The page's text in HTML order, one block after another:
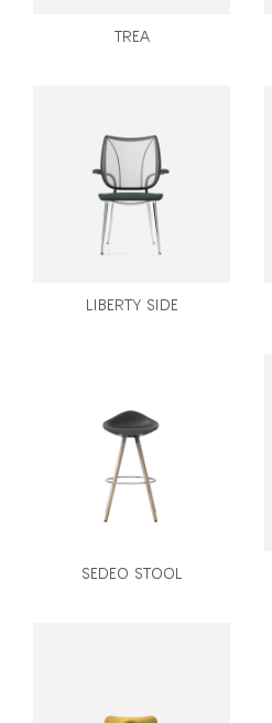
TREA
LIBERTY SIDE
SEDEO STOOL